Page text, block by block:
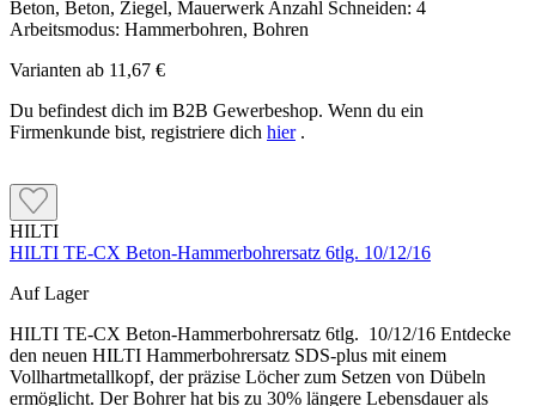
Beton, Beton, Ziegel, Mauerwerk Anzahl Schneiden: 4
Arbeitsmodus: Hammerbohren, Bohren
Varianten ab 11,67 €
Du befindest dich im B2B Gewerbeshop. Wenn du ein
Firmenkunde bist, registriere dich hier.
HILTI
HILTI TE-CX Beton-Hammerbohrersatz 6tlg. 10/12/16
Auf Lager
HILTI TE-CX Beton-Hammerbohrersatz 6tlg. 10/12/16 Entdecke
den neuen HILTI Hammerbohrersatz SDS-plus mit einem
Vollhartmetallkopf, der präzise Löcher zum Setzen von Dübeln
ermöglicht. Der Bohrer hat bis zu 30% längere Lebensdauer als